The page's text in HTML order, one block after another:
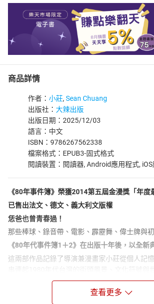
商品詳情
作者： 小莊, Sean Chuang
出版社： 大辣出版
出版日期：2025/12/03
語言：中文
ISBN：9786267562338
檔案格式：EPUB3-固式格式
閱讀裝置：閱讀器, Android應用程式,
《80年事件簿》榮獲2014第五屆金漫獎「年度
已售出法文、德文、義大利文版權
恁爸也曾青春過！
那些棒球、錄音帶、電影、霹靂舞、偉士牌與
《80年代事件簿1＋2》在出版十年後，以全新
這兩部作品記錄了導演兼漫畫家小莊從個人記
商場、錄影帶出租店、電玩機台、錄音帶、漫
查看更多